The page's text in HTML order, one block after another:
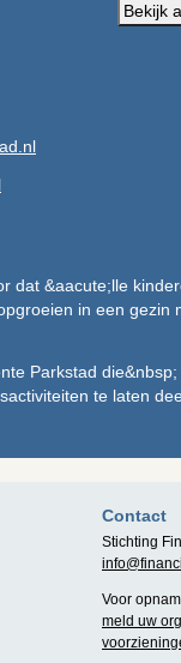
Bekijk
dat &aacute;lle
in een gezin
Parkstad
te laten
Contact
Stichting
Voor
meld uw